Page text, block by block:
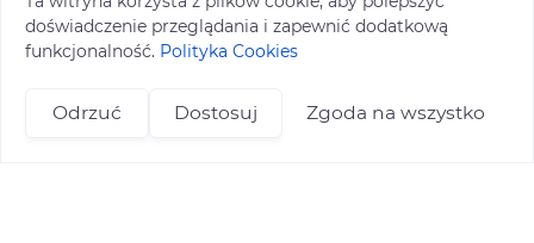
Preferencje cookies Polityka prywatności
Polityka cookies
doświadczenie przeglądania i zapewnić dodatkową
funkcjonalność. Polityka Cookies
Odrzuć Dostosuj Zgoda na wszystko